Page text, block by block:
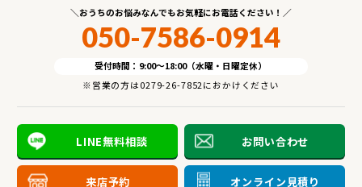
おうちのお悩みなんでもお気軽にお電話ください！
050-7586-0914
受付時間：9:00～18:00（水曜・日曜定休）
※営業の方は0279-26-7852におかけください
LINE無料相談 お問い合わせ
来店予約 オンライン見積り